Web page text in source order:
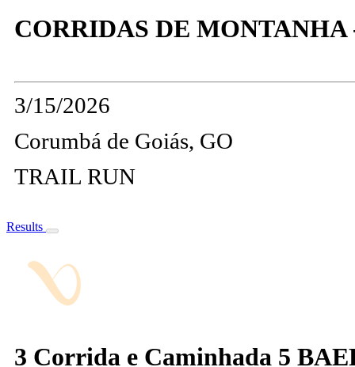
CORRIDAS DE MONTANHA
3/15/2026
Corumbá de Goiás, GO
TRAIL RUN
Results
3 Corrida e Caminhada 5